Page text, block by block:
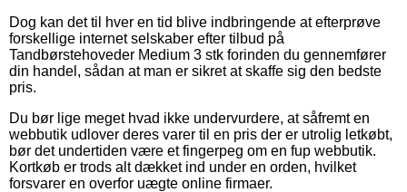
Dog kan det til hver en tid blive indbringende at efterprøve
forskellige internet selskaber efter tilbud på
Tandbørstehoveder Medium 3 stk forinden du gennemfører
din handel, sådan at man er sikret at skaffe sig den bedste
pris.
Du bør lige meget hvad ikke undervurdere, at såfremt en
webbutik udlover deres varer til en pris der er utrolig letkøbt,
bør det undertiden være et fingerpeg om en fup webbutik.
Kortkøb er trods alt dækket ind under en orden, hvilket
forsvarer en overfor uægte online firmaer.